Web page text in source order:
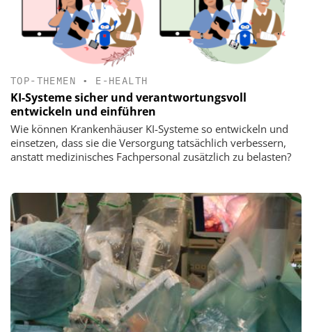
TOP-THEMEN • E-HEALTH
KI-Systeme sicher und verantwortungsvoll
entwickeln und einführen
Wie können Krankenhäuser KI-Systeme so entwickeln und
einsetzen, dass sie die Versorgung tatsächlich verbessern,
anstatt medizinisches Fachpersonal zusätzlich zu belasten?